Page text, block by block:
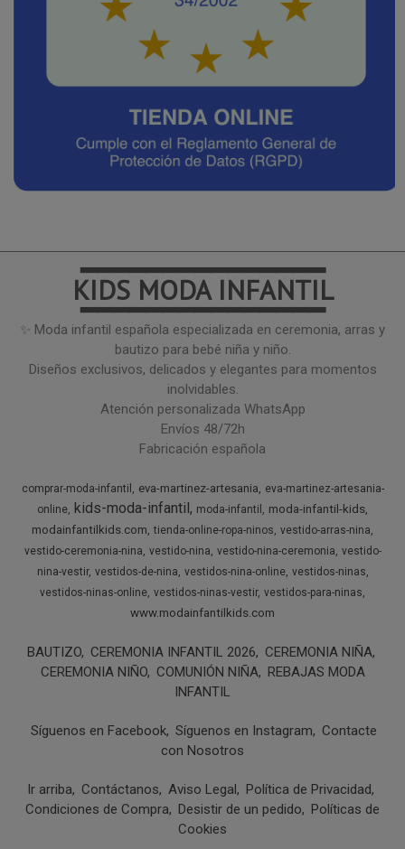
━━━━━━━━━━━━━━━
KIDS MODA INFANTIL
━━━━━━━━━━━━━━━
✨ Moda infantil española especializada en ceremonia, arras y
bautizo para bebé niña y niño.
Diseños exclusivos, delicados y elegantes para momentos
inolvidables.
Atención personalizada WhatsApp
Envíos 48/72h
Fabricación española
comprar-moda-infantil eva-martinez-artesania
eva-martinez-artesania-
online kids-moda-infantil moda-infantil
moda-infantil-kids
modainfantilkids.com tienda-online-ropa-ninos vestido-arras-nina
vestido-ceremonia-nina vestido-nina vestido-nina-ceremonia vestido-
nina-vestir vestidos-de-nina vestidos-nina-online vestidos-ninas
vestidos-ninas-online vestidos-ninas-vestir vestidos-para-ninas
www.modainfantilkids.com
BAUTIZO CEREMONIA INFANTIL 2026
CEREMONIA NIÑA
CEREMONIA NIÑO COMUNIÓN NIÑA REBAJAS MODA
INFANTIL
Síguenos en Facebook Síguenos en Instagram
Contacte
con Nosotros
Ir arriba Contáctanos Aviso Legal
Política de Privacidad
Condiciones de Compra
Desistir de un pedido
Políticas de
Cookies